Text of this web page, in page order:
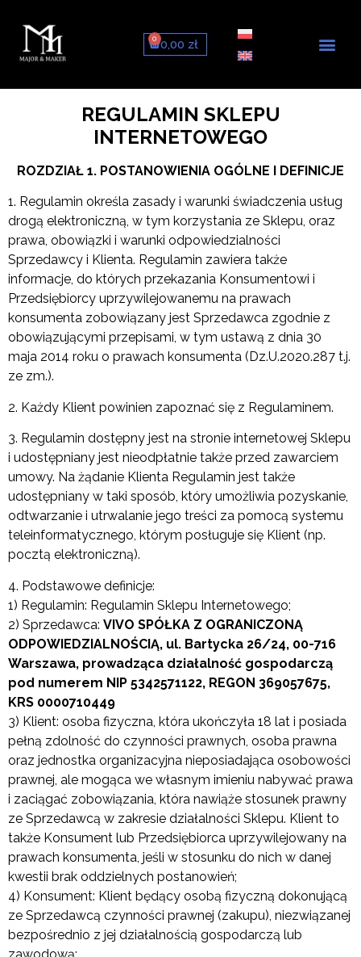
0,00 zł
0
REGULAMIN SKLEPU
INTERNETOWEGO
ROZDZIAŁ 1. POSTANOWIENIA OGÓLNE I DEFINICJE
1. Regulamin określa zasady i warunki świadczenia usług
drogą elektroniczną, w tym korzystania ze Sklepu, oraz
prawa, obowiązki i warunki odpowiedzialności
Sprzedawcy i Klienta. Regulamin zawiera także
informacje, do których przekazania Konsumentowi i
Przedsiębiorcy uprzywilejowanemu na prawach
konsumenta zobowiązany jest Sprzedawca zgodnie z
obowiązującymi przepisami, w tym ustawą z dnia 30
maja 2014 roku o prawach konsumenta (Dz.U.2020.287 t.j.
ze zm.).
2. Każdy Klient powinien zapoznać się z Regulaminem.
3. Regulamin dostępny jest na stronie internetowej Sklepu
i udostępniany jest nieodpłatnie także przed zawarciem
umowy. Na żądanie Klienta Regulamin jest także
udostępniany w taki sposób, który umożliwia pozyskanie,
odtwarzanie i utrwalanie jego treści za pomocą systemu
teleinformatycznego, którym posługuje się Klient (np.
pocztą elektroniczną).
4. Podstawowe definicje:
1) Regulamin: Regulamin Sklepu Internetowego;
2) Sprzedawca: VIVO SPÓŁKA Z OGRANICZONĄ
ODPOWIEDZIALNOŚCIĄ, ul. Bartycka 26/24, 00-716
Warszawa, prowadząca działalność gospodarczą
pod numerem NIP 5342571122, REGON 369057675,
KRS 0000710449
3) Klient: osoba fizyczna, która ukończyła 18 lat i posiada
pełną zdolność do czynności prawnych, osoba prawna
oraz jednostka organizacyjna nieposiadająca osobowości
prawnej, ale mogąca we własnym imieniu nabywać prawa
i zaciągać zobowiązania, która nawiąże stosunek prawny
ze Sprzedawcą w zakresie działalności Sklepu. Klient to
także Konsument lub Przedsiębiorca uprzywilejowany na
prawach konsumenta, jeśli w stosunku do nich w danej
kwestii brak oddzielnych postanowień;
4) Konsument: Klient będący osobą fizyczną dokonującą
ze Sprzedawcą czynności prawnej (zakupu), niezwiązanej
bezpośrednio z jej działalnością gospodarczą lub
zawodową;